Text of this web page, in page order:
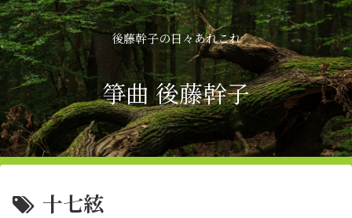
後藤幹子の日々あれこれ
箏曲 後藤幹子
十七絃